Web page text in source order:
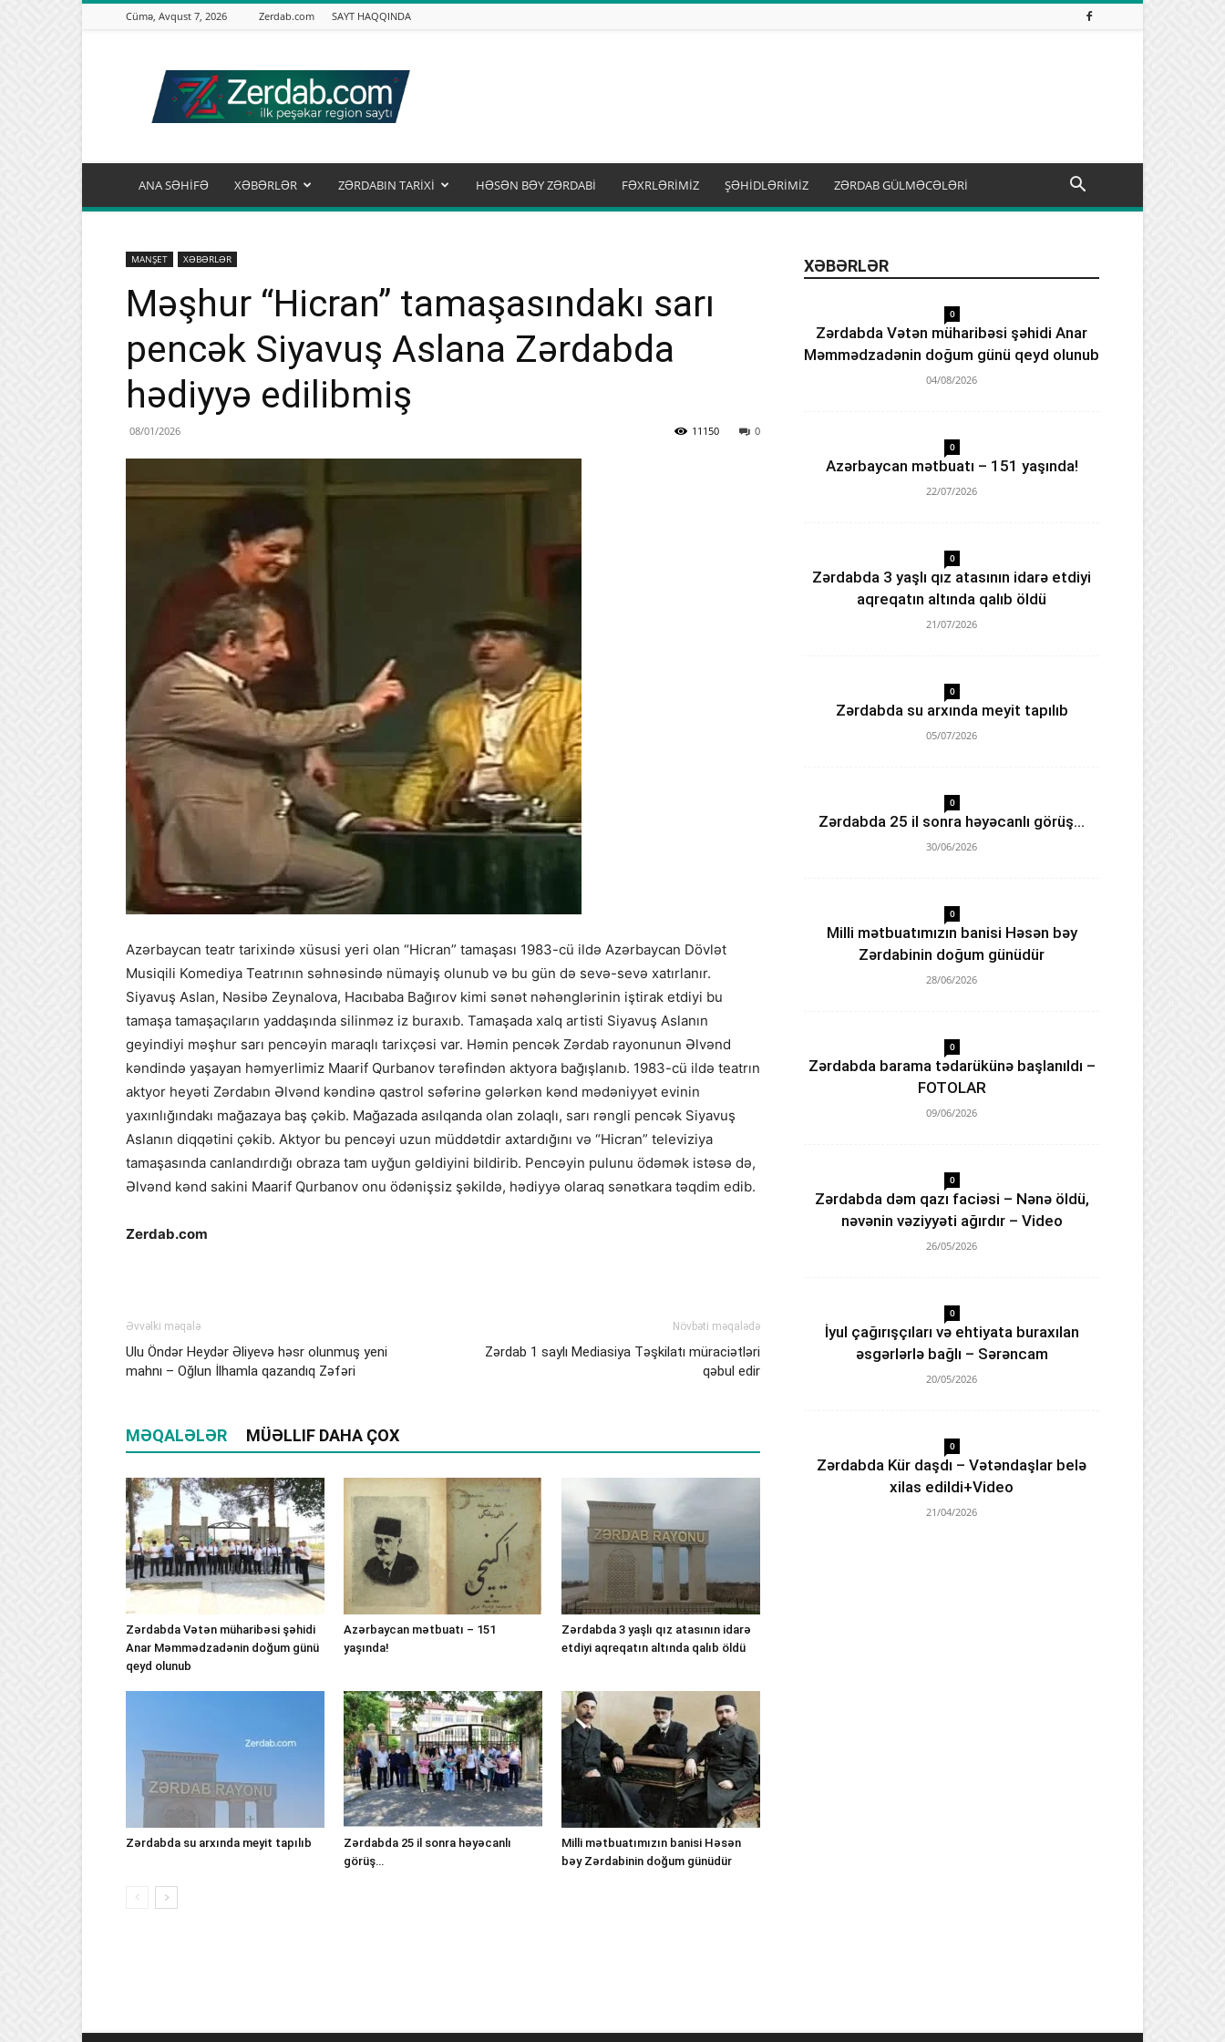
Cümə, Avqust 7, 2026 Zerdab.com SAYT HAQQINDA
ANA SƏHİFƏ XƏBƏRLƏR ZƏRDABIN TARİXİ HƏSƏN BƏY ZƏRDABİ FƏXRLƏRİMİZ ŞƏHİDLƏRİMİZ ZƏRDAB GÜLMƏCƏLƏRİ
MANŞET XƏBƏRLƏR
Məşhur “Hicran” tamaşasındakı sarı
pencək Siyavuş Aslana Zərdabda
hədiyyə edilibmiş
08/01/2026 0
11150
Azərbaycan teatr tarixində xüsusi yeri olan “Hicran” tamaşası 1983-cü ildə Azərbaycan Dövlət
Musiqili Komediya Teatrının səhnəsində nümayiş olunub və bu gün də sevə-sevə xatırlanır.
Siyavuş Aslan, Nəsibə Zeynalova, Hacıbaba Bağırov kimi sənət nəhənglərinin iştirak etdiyi bu
tamaşa tamaşaçıların yaddaşında silinməz iz buraxıb. Tamaşada xalq artisti Siyavuş Aslanın
geyindiyi məşhur sarı pencəyin maraqlı tarixçəsi var. Həmin pencək Zərdab rayonunun Əlvənd
kəndində yaşayan həmyerlimiz Maarif Qurbanov tərəfindən aktyora bağışlanıb. 1983-cü ildə teatrın
aktyor heyəti Zərdabın Əlvənd kəndinə qastrol səfərinə gələrkən kənd mədəniyyət evinin
yaxınlığındakı mağazaya baş çəkib. Mağazada asılqanda olan zolaqlı, sarı rəngli pencək Siyavuş
Aslanın diqqətini çəkib. Aktyor bu pencəyi uzun müddətdir axtardığını və “Hicran” televiziya
tamaşasında canlandırdığı obraza tam uyğun gəldiyini bildirib. Pencəyin pulunu ödəmək istəsə də,
Əlvənd kənd sakini Maarif Qurbanov onu ödənişsiz şəkildə, hədiyyə olaraq sənətkara təqdim edib.
Zerdab.com
Əvvəlki məqalə
Ulu Öndər Heydər Əliyevə həsr olunmuş yeni
mahnı – Oğlun İlhamla qazandıq Zəfəri
Növbəti məqalədə
Zərdab 1 saylı Mediasiya Təşkilatı müraciətləri
qəbul edir
MƏQALƏLƏR MÜƏLLIF DAHA ÇOX
Zərdabda Vətən müharibəsi şəhidi
Anar Məmmədzadənin doğum günü
qeyd olunub
Azərbaycan mətbuatı – 151
yaşında!
Zərdabda 3 yaşlı qız atasının idarə
etdiyi aqreqatın altında qalıb öldü
Zərdabda su arxında meyit tapılıb
Zərdabda 25 il sonra həyəcanlı
görüş…
Milli mətbuatımızın banisi Həsən
bəy Zərdabinin doğum günüdür
XƏBƏRLƏR
0
Zərdabda Vətən müharibəsi şəhidi Anar
Məmmədzadənin doğum günü qeyd olunub
04/08/2026
0
Azərbaycan mətbuatı – 151 yaşında!
22/07/2026
0
Zərdabda 3 yaşlı qız atasının idarə etdiyi
aqreqatın altında qalıb öldü
21/07/2026
0
Zərdabda su arxında meyit tapılıb
05/07/2026
0
Zərdabda 25 il sonra həyəcanlı görüş…
30/06/2026
0
Milli mətbuatımızın banisi Həsən bəy
Zərdabinin doğum günüdür
28/06/2026
0
Zərdabda barama tədarükünə başlanıldı –
FOTOLAR
09/06/2026
0
Zərdabda dəm qazı faciəsi – Nənə öldü,
nəvənin vəziyyəti ağırdır – Video
26/05/2026
0
İyul çağırışçıları və ehtiyata buraxılan
əsgərlərlə bağlı – Sərəncam
20/05/2026
0
Zərdabda Kür daşdı – Vətəndaşlar belə
xilas edildi+Video
21/04/2026